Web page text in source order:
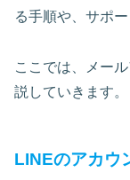
る手順や、サポ
ここでは、メー
説していきます。
LINEのアカウ